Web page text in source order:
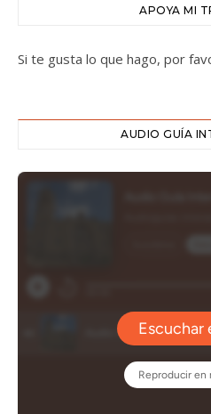
APOYA MI
Si te gusta lo que hago, por
AUDIO GUÍA